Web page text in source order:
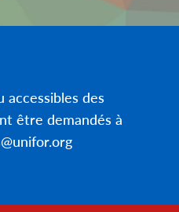
des
être demandés à